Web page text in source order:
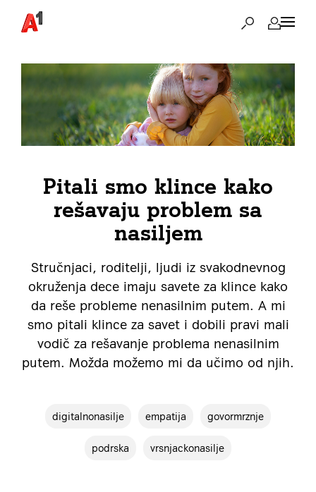
Pitali smo klince kako
rešavaju problem sa
nasiljem
Stručnjaci, roditelji, ljudi iz svakodnevnog
okruženja dece imaju savete za klince kako
da reše probleme nenasilnim putem. A mi
smo pitali klince za savet i dobili pravi mali
vodič za rešavanje problema nenasilnim
putem. Možda možemo mi da učimo od njih.
digitalnonasilje empatija govormrznje
podrska vrsnjackonasilje